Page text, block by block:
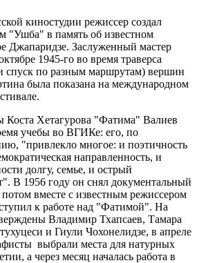
киностудии режиссер создал
"Ушба" в память об известном
Джапаридзе. Заслуженный мастер
1945-го во время траверса
спуск по разным маршрутам) вершин
была показана на международном
Коста Хетагурова "Фатима" Валиев
учебы во ВГИКе: его, по
"привлекло многое: и поэтичность
направленность, и
долгу, семье, и острый
В 1956 году он снял документальный
вместе с известным режиссером
к работе над "Фатимой". На
Владимир Тхапсаев, Тамара
и Гиули Чохонелидзе, в апреле
выбрали места для натурных
а через месяц началась работа в